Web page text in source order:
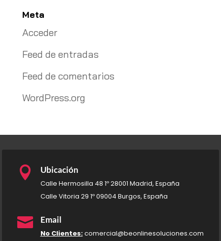
Meta
Acceder
Feed de entradas
Feed de comentarios
WordPress.org
 Ubicación
Calle Hermosilla 48 1º 28001 Madrid, España
Calle Vitoria 29 1º 09004 Burgos, España
 Email
No Clientes:comercial@beonlinesoluciones.com